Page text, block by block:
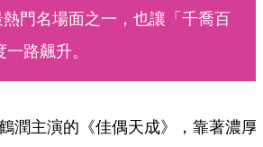
門名場面之一，也讓「千喬百
路飆升。
潤主演的《佳偶天成》，靠著濃厚